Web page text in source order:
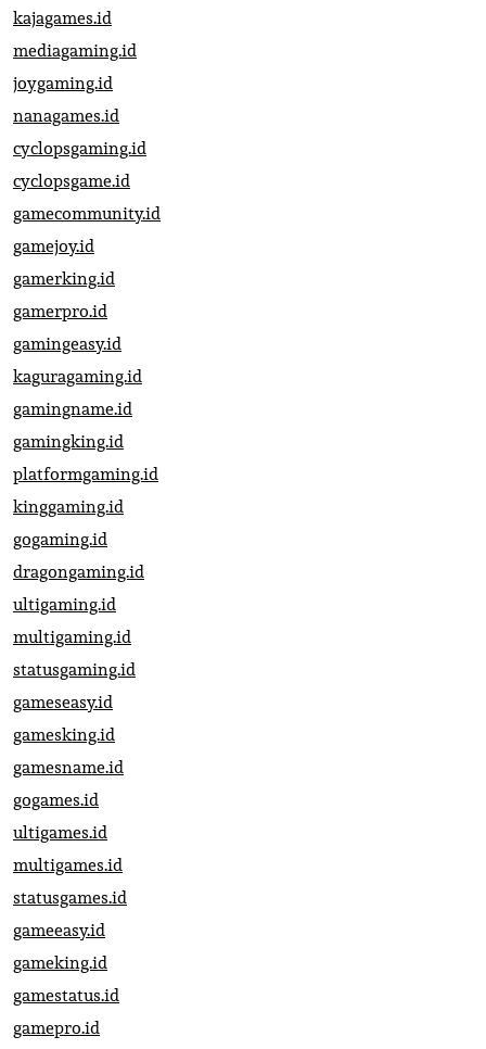
kajagames.id
mediagaming.id
joygaming.id
nanagames.id
cyclopsgaming.id
cyclopsgame.id
gamecommunity.id
gamejoy.id
gamerking.id
gamerpro.id
gamingeasy.id
kaguragaming.id
gamingname.id
gamingking.id
platformgaming.id
kinggaming.id
gogaming.id
dragongaming.id
ultigaming.id
multigaming.id
statusgaming.id
gameseasy.id
gamesking.id
gamesname.id
gogames.id
ultigames.id
multigames.id
statusgames.id
gameeasy.id
gameking.id
gamestatus.id
gamepro.id